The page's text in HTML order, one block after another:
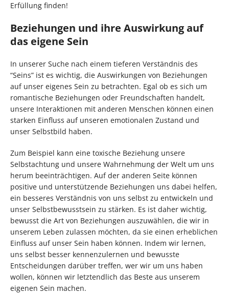
Erfüllung finden!
Beziehungen und ihre Auswirkung auf
das eigene Sein
In unserer Suche nach einem tieferen Verständnis des
“Seins” ist es wichtig, die Auswirkungen von Beziehungen
auf unser eigenes Sein zu betrachten. Egal ob es sich um
romantische Beziehungen oder Freundschaften handelt,
unsere Interaktionen mit anderen Menschen können einen
starken Einfluss auf unseren emotionalen Zustand und
unser Selbstbild haben.
Zum Beispiel kann eine toxische Beziehung unsere
Selbstachtung und unsere Wahrnehmung der Welt um uns
herum beeinträchtigen. Auf der anderen Seite können
positive und unterstützende Beziehungen uns dabei helfen,
ein besseres Verständnis von uns selbst zu entwickeln und
unser Selbstbewusstsein zu stärken. Es ist daher wichtig,
bewusst die Art von Beziehungen auszuwählen, die wir in
unserem Leben zulassen möchten, da sie einen erheblichen
Einfluss auf unser Sein haben können. Indem wir lernen,
uns selbst besser kennenzulernen und bewusste
Entscheidungen darüber treffen, wer wir um uns haben
wollen, können wir letztendlich das Beste aus unserem
eigenen Sein machen.